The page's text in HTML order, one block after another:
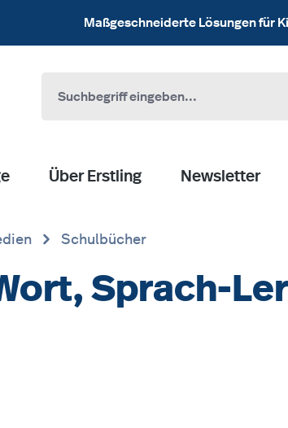
Maßgeschneiderte Lösungen für
Über Erstling Newsletter
Schulbücher
Sprach-